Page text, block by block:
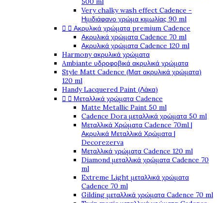
Very chalky wash effect Cadence -
Ημιδιάφανο χρώμα κιμωλίας 90 ml
  Ακρυλικά χρώματα premium Cadence
Ακρυλικά χρώματα Cadence 70 ml
Ακρυλικά χρώματα Cadence 120 ml
Harmony ακρυλικά χρώματα
Ambiante υδροφοβικά ακρυλικά χρώματα
Style Matt Cadence (Ματ ακρυλικά χρώματα)
120 ml
Handy Lacquered Paint (Λάκα)
  Μεταλλικά χρώματα Cadence
Matte Metallic Paint 50 ml
Cadence Dora μεταλλικά χρώματα 50 ml
Μεταλλικά Χρώματα Cadence 70ml |
Ακρυλικά Μεταλλικά Χρώματα |
Decorezerva
Μεταλλικά χρώματα Cadence 120 ml
Diamond μεταλλικά χρώματα Cadence 70
ml
Extreme Light μεταλλικά χρώματα
Cadence 70 ml
Gilding μεταλλικά χρώματα Cadence 70 ml